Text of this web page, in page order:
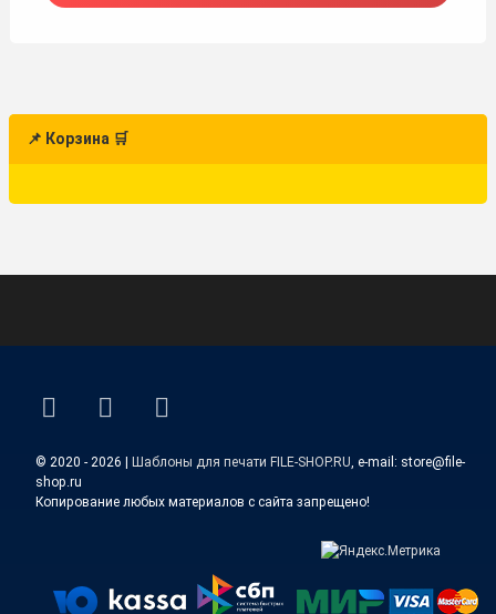
📌 Корзина 🛒
ВКонтакте
YouTube
E-mail
© 2020 - 2026 | Шаблоны для печати FILE-SHOP.RU, e-mail: store@file-
shop.ru
Копирование любых материалов с сайта запрещено!